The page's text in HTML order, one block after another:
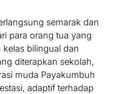
semarak dan
para orang tua yang
kelas bilingual dan
diterapkan sekolah,
muda Payakumbuh
adaptif terhadap